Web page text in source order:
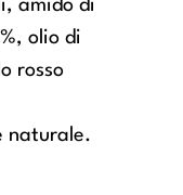
amido di
olio di
rosso
naturale.